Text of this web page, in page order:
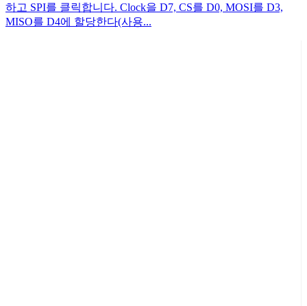
하고 SPI를 클릭합니다. Clock을 D7, CS를 D0, MOSI를 D3,
MISO를 D4에 할당한다(사용...